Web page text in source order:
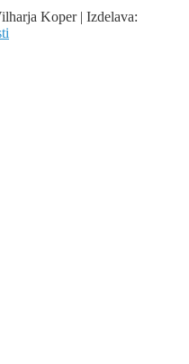
Koper | Izdelava: